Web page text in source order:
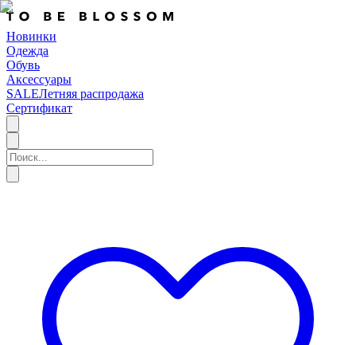
Новинки
Одежда
Обувь
Аксессуары
SALEЛетняя распродажа
Сертификат